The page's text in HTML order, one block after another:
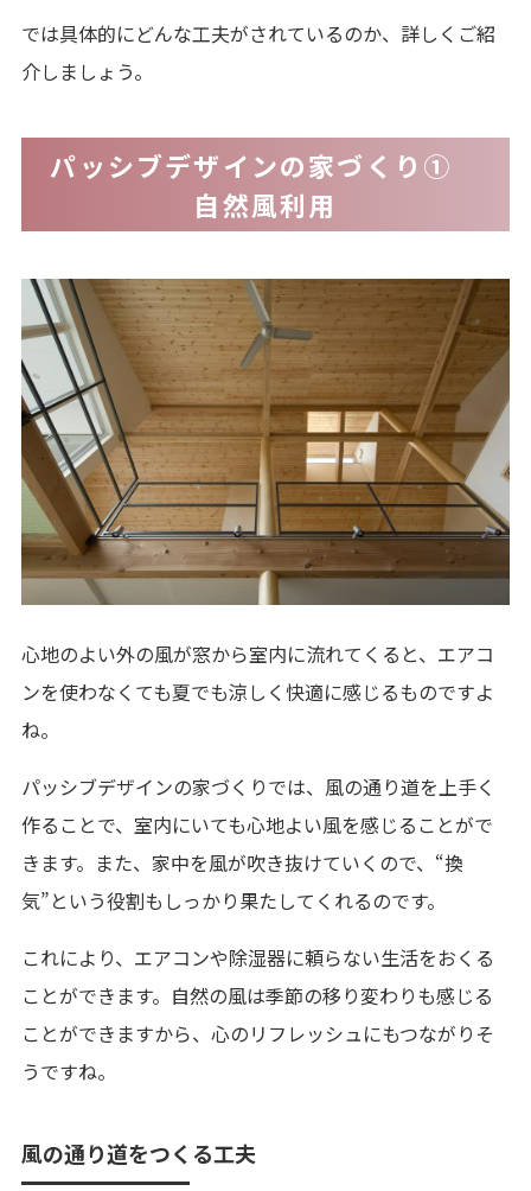
では具体的にどんな工夫がされているのか、詳しくご紹
介しましょう。
パッシブデザインの家づくり①
自然風利用
心地のよい外の風が窓から室内に流れてくると、エアコ
ンを使わなくても夏でも涼しく快適に感じるものですよ
ね。
パッシブデザインの家づくりでは、風の通り道を上手く
作ることで、室内にいても心地よい風を感じることがで
きます。また、家中を風が吹き抜けていくので、“換
気”という役割もしっかり果たしてくれるのです。
これにより、エアコンや除湿器に頼らない生活をおくる
ことができます。自然の風は季節の移り変わりも感じる
ことができますから、心のリフレッシュにもつながりそ
うですね。
風の通り道をつくる工夫